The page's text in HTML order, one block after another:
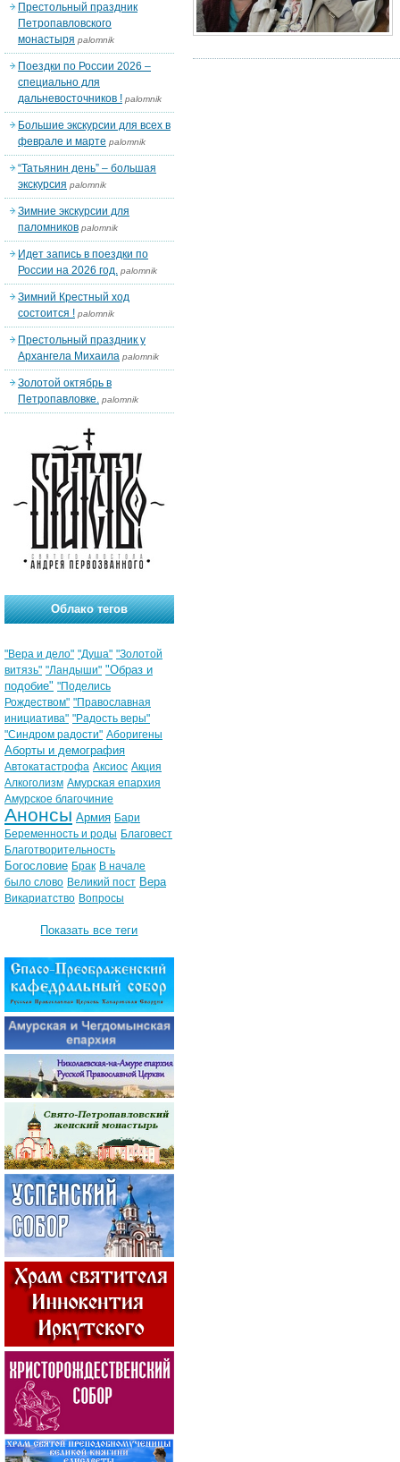
Престольный праздник
Петропавловского
монастыря palomnik
Поездки по России 2026 –
специально для
дальневосточников ! palomnik
Большие экскурсии для всех в
феврале и марте palomnik
“Татьянин день” – большая
экскурсия palomnik
Зимние экскурсии для
паломников palomnik
Идет запись в поездки по
России на 2026 год. palomnik
Зимний Крестный ход
состоится ! palomnik
Престольный праздник у
Архангела Михаила palomnik
Золотой октябрь в
Петропавловке. palomnik
Облако тегов
"Вера и дело" "Душа" "Золотой
витязь" "Ландыши" "Образ и
подобие" "Поделись
Рождеством" "Православная
инициатива" "Радость веры"
"Синдром радости" Аборигены
Аборты и демография
Автокатастрофа Аксиос Акция
Алкоголизм Амурская епархия
Амурское благочиние
Анонсы Армия Бари
Беременность и роды Благовест
Благотворительность
Богословие Брак В начале
было слово Великий пост Вера
Викариатство Вопросы
Показать все теги